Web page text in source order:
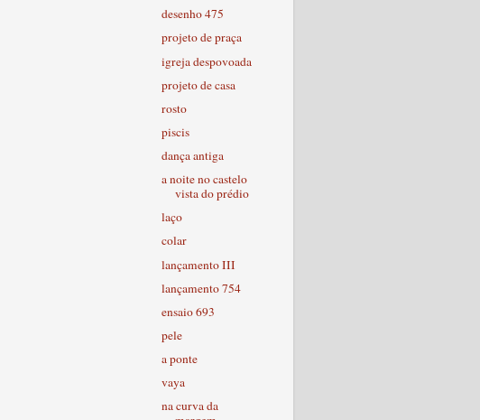
desenho 475
projeto de praça
igreja despovoada
projeto de casa
rosto
piscis
dança antiga
a noite no castelo
vista do prédio
laço
colar
lançamento III
lançamento 754
ensaio 693
pele
a ponte
vaya
na curva da